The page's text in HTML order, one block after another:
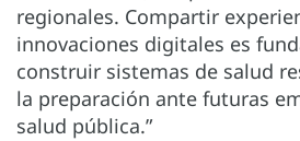
regionales. Compartir
innovaciones digitales es
construir sistemas de salud
la preparación ante futuras
salud pública.”